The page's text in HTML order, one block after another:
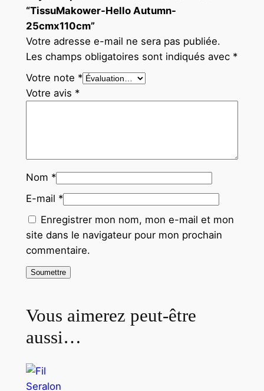
“TissuMakower-Hello Autumn-
25cmx110cm”
Votre adresse e-mail ne sera pas publiée.
Les champs obligatoires sont indiqués avec *
Votre note *
Votre avis *
Nom *
E-mail *
Enregistrer mon nom, mon e-mail et mon
site dans le navigateur pour mon prochain
commentaire.
Vous aimerez peut-être
aussi…